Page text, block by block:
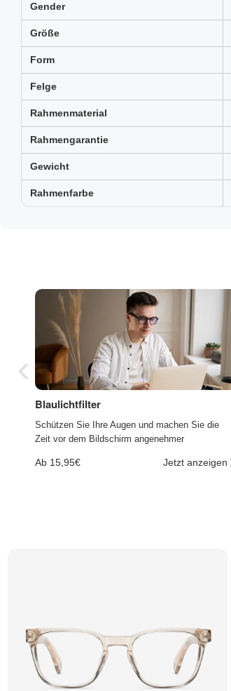
Gender
Größe
Form
Felge
Rahmenmaterial
Rahmengarantie
Gewicht
Rahmenfarbe
Blaulichtfilter
Schützen Sie Ihre Augen und machen Sie die
Zeit vor dem Bildschirm angenehmer
Ab 15,95€ Jetzt anzeigen